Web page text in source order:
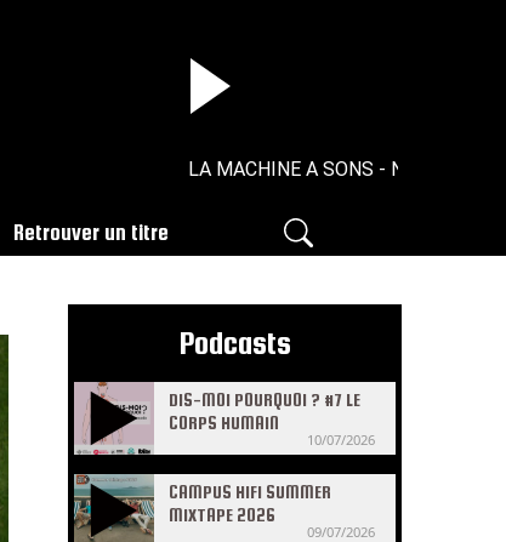
LA MACHINE A SONS - N°15 - 02/07/
Retrouver un titre
Podcasts
DIS-MOI POURQUOI ? #7 LE
CORPS HUMAIN
10/07/2026
CAMPUS HIFI SUMMER
MIXTAPE 2026
09/07/2026